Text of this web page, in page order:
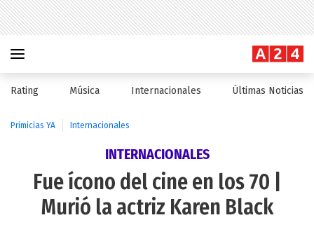
Rating Música Internacionales Últimas Noticias
Primicias YA Internacionales
INTERNACIONALES
Fue ícono del cine en los 70 |
Murió la actriz Karen Black